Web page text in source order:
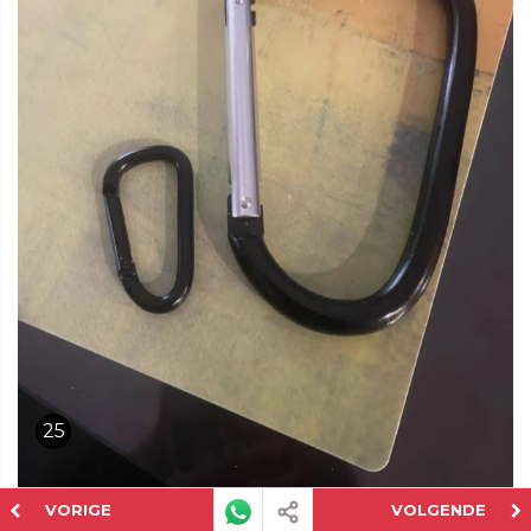
25
VORIGE VOLGENDE